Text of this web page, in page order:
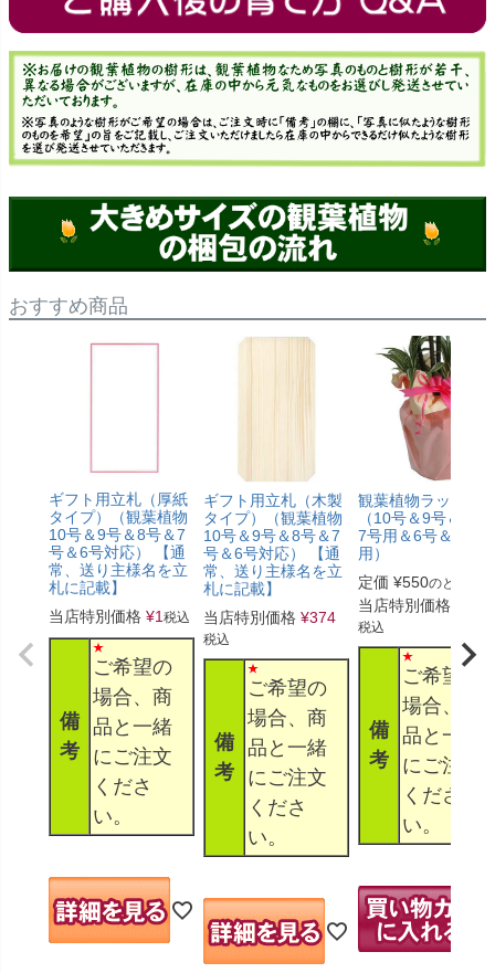
おすすめ商品
ギフト用立札（厚紙
タイプ）（観葉植物
10号＆9号＆8号＆7
号＆6号対応） 【通
常、送り主様名を立
札に記載】
当店特別価格 ¥1税込
備
考
ご希望の
場合、商
品と一緒
にご注文
くださ
い。
ギフト用立札（木製
タイプ）（観葉植物
10号＆9号＆8号＆7
号＆6号対応） 【通
常、送り主様名を立
札に記載】
当店特別価格 ¥374
税込
備
考
ご希望の
場合、商
品と一緒
にご注文
くださ
い。
観葉植物ラッピン
（10号＆9号＆8号
7号用＆6号＆5号
用）
定価 ¥550のところ
当店特別価格
税込
備
考
ご希望の
場合、商
品と一緒
にご注文
くださ
い。